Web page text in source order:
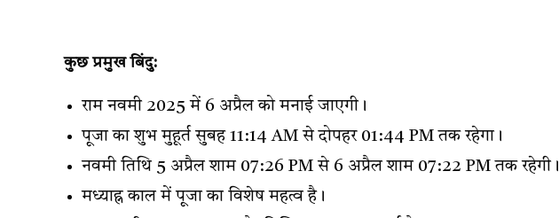
कुछ प्रमुख बिंदु:
राम नवमी 2025 में 6 अप्रैल को मनाई जाएगी।
पूजा का शुभ मुहूर्त सुबह 11:14 AM से दोपहर 01:44 PM तक रहेगा।
नवमी तिथि 5 अप्रैल शाम 07:26 PM से 6 अप्रैल शाम 07:22 PM तक रहेगी।
मध्याह्न काल में पूजा का विशेष महत्व है।